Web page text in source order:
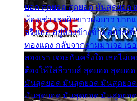
ยอด สุดยอด สุดยอด มันสุดยอด
ห้องเช่า เธอผิวขาวผมยาว ปาก
จริงเธอ อยู่ห้องข้างข้าง อยากเ
ทองแดง กลับจากรามมาเจอ เ
สองเรา เจอะกันครั้งใด เธอไม่
ต้องให้ใส่ลีวายส์ สุดยอด สุดยอ
มันสุดยอด มันสุดยอด มันสุดยอ
มันสุดยอด มันสุดยอด มันสุดยอ